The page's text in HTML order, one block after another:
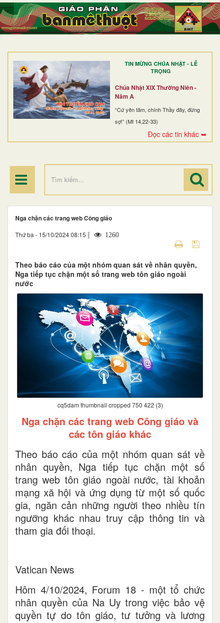
TIN MỪNG CHÚA NHẬT - LỄ
TRỌNG
Chúa Nhật XIX Thường Niên -
Năm A
“Cứ yên tâm, chính Thầy đây, đừng
sợ!” (Mt 14,22-33)
Đọc các tin khác ➥
TRANG NHẤT
GIỚI THIỆU
DÒNG TU
BAN MỤC VỤ
ĐOÀN THỂ CG
ĐIỂM HÀNH HƯƠNG
Nga chặn các trang web Công giáo
Thứ ba - 15/10/2024 08:15 | 1260
Theo báo cáo của một nhóm quan sát về nhân quyền,
Nga tiếp tục chặn một số trang web tôn giáo ngoài
nước
cq5dam thumbnail cropped 750 422 (3)
Nga chặn các trang web Công giáo và
các tôn giáo khác
Theo báo cáo của một nhóm quan sát về
nhân quyền, Nga tiếp tục chặn một số
trang web tôn giáo ngoài nước, tài khoản
mạng xã hội và ứng dụng từ một số quốc
gia, ngăn cản những người theo nhiều tín
ngưỡng khác nhau truy cập thông tin và
tham gia đối thoại.
Vatican News
Hôm 4/10/2024, Forum 18 - một tổ chức
nhân quyền của Na Uy trong việc bảo vệ
quyền tự do tôn giáo, tư tưởng và lương